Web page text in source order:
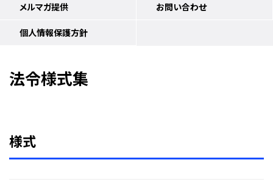
法令様式集
様式
メルマガ提供 お問い合わせ
個人情報保護方針